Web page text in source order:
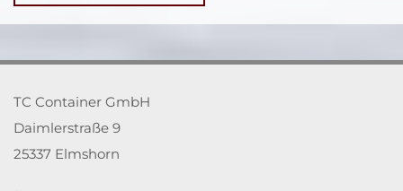
TC Container GmbH
Daimlerstraße 9
25337 Elmshorn